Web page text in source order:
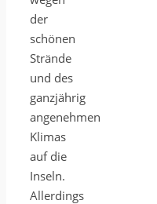
der
schönen
Strände
und des
ganzjährig
angenehmen
Klimas
auf die
Inseln.
Allerdings